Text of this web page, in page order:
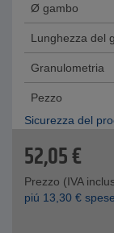
Ø gambo
Lunghezza del
Granulometria
Pezzo
Sicurezza del
52,05€
Prezzo (IVA
piú 13,30 €